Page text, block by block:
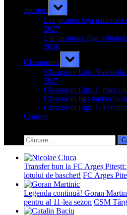
Jucatori
Toggle
sub-
menu
Lot jucatori liga nationala
2027
Lot jucatoare liga
2026
Clasamente
Toggle
sub-
menu
Clasament Liga
2027
Clasament Liga 1,
Clasament liga nationala
Clasament Liga 1,
Contact
search
form
Caută
după:
Transfer bun la FC Argeș
lotului de baschet! FC Arges
Legenda continuă! Goran
pentru al 11-lea sezon CSM